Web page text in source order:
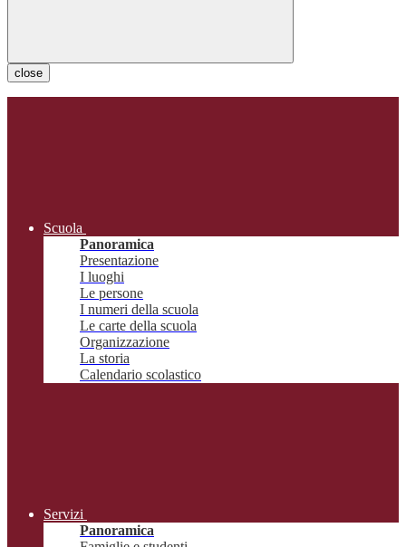
close
Scuola
Panoramica
Presentazione
I luoghi
Le persone
I numeri della scuola
Le carte della scuola
Organizzazione
La storia
Calendario scolastico
Servizi
Panoramica